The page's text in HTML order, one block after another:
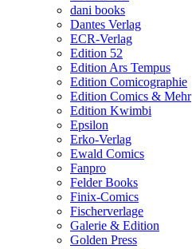
dani books
Dantes Verlag
ECR-Verlag
Edition 52
Edition Ars Tempus
Edition Comicographie
Edition Comics & Mehr
Edition Kwimbi
Epsilon
Erko-Verlag
Ewald Comics
Fanpro
Felder Books
Finix-Comics
Fischerverlage
Galerie & Edition
Golden Press